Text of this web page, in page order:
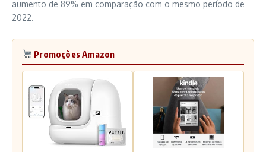
aumento de 89% em comparação com o mesmo período de
2022.
Promoções Amazon